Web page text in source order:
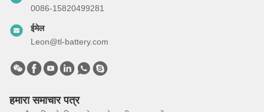
0086-15820499281
ईमेल
Leon@tl-battery.com
हमारा समाचार पत्र